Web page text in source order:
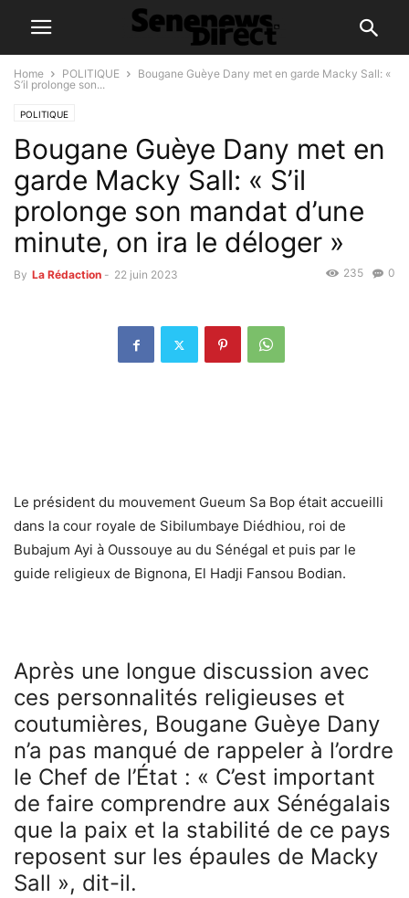
Home POLITIQUE
Bougane Guèye Dany met en garde Macky Sall: «
S’il prolonge son...
POLITIQUE
Bougane Guèye Dany met en
garde Macky Sall: « S’il
prolonge son mandat d’une
minute, on ira le déloger »
By La Rédaction - 22 juin 2023 0
235
Le président du mouvement Gueum Sa Bop était accueilli
dans la cour royale de Sibilumbaye Diédhiou, roi de
Bubajum Ayi à Oussouye au du Sénégal et puis par le
guide religieux de Bignona, El Hadji Fansou Bodian.
Après une longue discussion avec
ces personnalités religieuses et
coutumières, Bougane Guèye Dany
n’a pas manqué de rappeler à l’ordre
le Chef de l’État : « C’est important
de faire comprendre aux Sénégalais
que la paix et la stabilité de ce pays
reposent sur les épaules de Macky
Sall », dit-il.